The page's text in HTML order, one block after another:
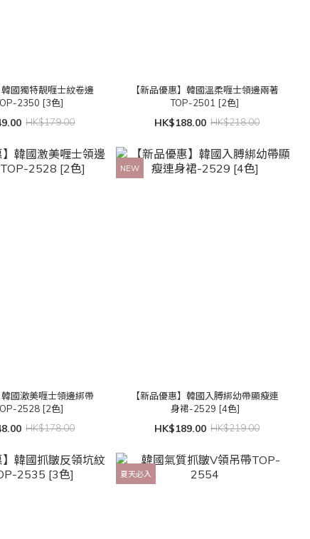
韓國獨特靚喱士紋卷邊
2350 [3色]
HK$179.00
【新品優惠】韓國溫柔喱士領邊兩著
TOP-2501 [2色]
HK$188.00 HK$218.00
韓國激美喱士領邊綁帶
2528 [2色]
HK$178.00
NEW
【新品優惠】韓國入膊綁幼帶顯瘦連
身裙-2529 [4色]
HK$189.00 HK$219.00
夏天必入